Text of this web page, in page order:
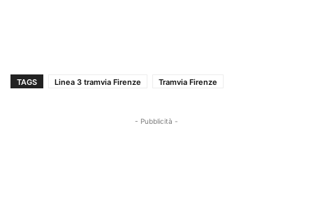
TAGS Linea 3 tramvia Firenze Tramvia Firenze
- Pubblicità -